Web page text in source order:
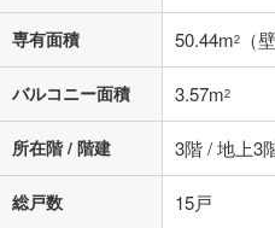
専有面積 50.44m2 （
バルコニー面積 3.57m2
所在階 / 階建 3階 / 地上3
総戸数 15戸